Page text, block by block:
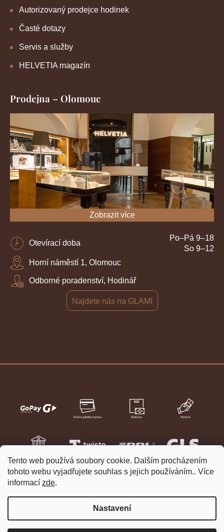
Tento web používá soubory cookie. Dalším procházením
tohoto webu vyjadřujete souhlas s jejich používáním.. Více
informací zde.
Nastavení
Autorizovaný prodejce hodinek
Časté dotazy
Servis a služby
HELVETIA magazín
Prodejna – Olomouc
Zobrazit více
Otevírací doba
Po–Pá 9–18
So 9–12
Horní náměstí 1, Olomouc
Odborné poradenství, Hodinář
Najdete nás na GLAMI
Vytvořil Shoptet